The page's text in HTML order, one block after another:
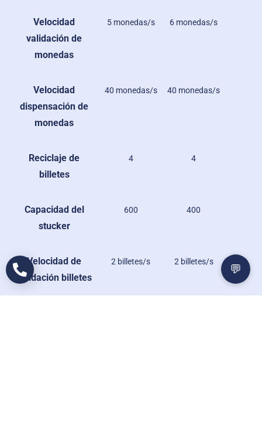
Velocidad
validación de
monedas
5 monedas/s 6 monedas/s
Velocidad
dispensación de
monedas
40 monedas/s 40 monedas/s
Reciclaje de
billetes
4 4
Capacidad del
stucker
600 400
Velocidad de
validación billetes
2 billetes/s 2 billetes/s
💬